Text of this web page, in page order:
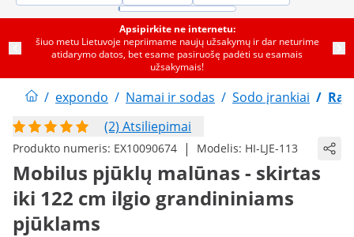
Apsipirkite ne internetu:
šiuo metu Lietuvoje nepriimame naujų užsakymų ir dar neturime
atidarymo datos, bet esame pasiruošę padėti su esamais
užsakymais!
/ expondo / Namai ir sodas / Sodo įrankiai /
(2) Atsiliepimai
Produkto numeris: EX10090674 | Modelis: HI-LJE-113
Mobilus pjūklų malūnas - skirtas
iki 122 cm ilgio grandininiams
pjūklams